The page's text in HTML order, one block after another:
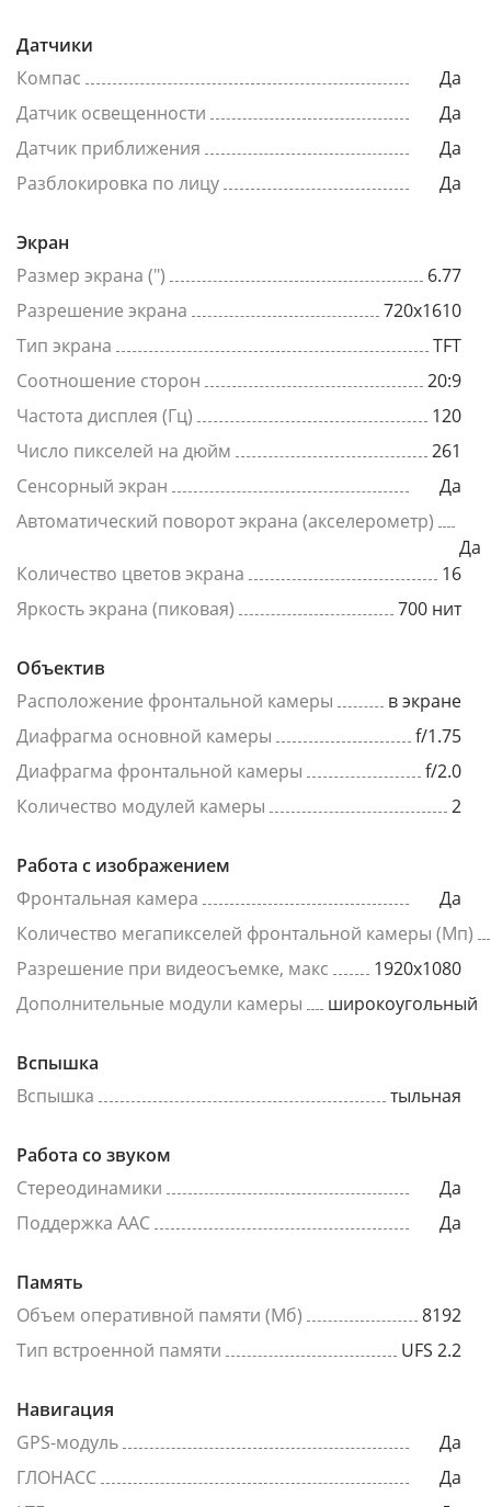
Датчики
Компас
Да
Датчик освещенности
Да
Датчик приближения
Да
Разблокировка по лицу
Да
Экран
Размер экрана (")
6.77
Разрешение экрана
720x1610
Тип экрана
TFT
Соотношение сторон
20:9
Частота дисплея (Гц)
120
Число пикселей на дюйм
261
Сенсорный экран
Да
Автоматический поворот экрана (акселерометр)
Да
Количество цветов экрана
16
Яркость экрана (пиковая)
700 нит
Объектив
Расположение фронтальной камеры
в экране
Диафрагма основной камеры
f/1.75
Диафрагма фронтальной камеры
f/2.0
Количество модулей камеры
2
Работа с изображением
Фронтальная камера
Да
Количество мегапикселей фронтальной камеры (Мп)
Разрешение при видеосъемке, макс
1920x1080
Дополнительные модули камеры
широкоугольный
Вспышка
Вспышка
тыльная
Работа со звуком
Стереодинамики
Да
Поддержка AAC
Да
Память
Объем оперативной памяти (Мб)
8192
Тип встроенной памяти
UFS 2.2
Навигация
GPS-модуль
Да
ГЛОНАСС
Да